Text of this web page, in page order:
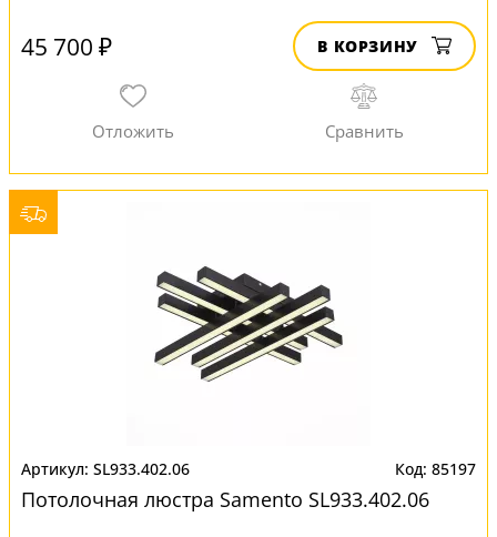
45 700 ₽ В КОРЗИНУ
SL933.402.06 85197
Потолочная люстра Samento SL933.402.06